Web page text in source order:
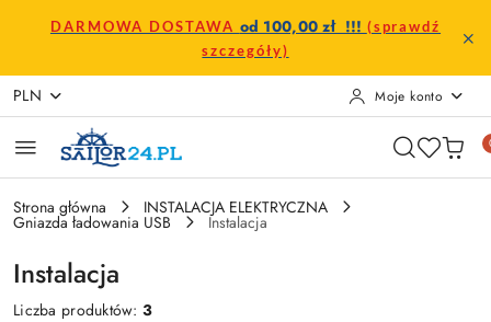
Przejdź do treści głównej
Przejdź do wyszukiwarki
Przejdź do moje konto
Przejdź do menu głównego
Przejdź do stopki
DARMOWA DOSTAWA od 100,00 zł !!! (sprawdź
szczegóły)
PLN Moje konto
Strona główna INSTALACJA ELEKTRYCZNA
Gniazda ładowania USB Instalacja
Instalacja
Liczba produktów:3